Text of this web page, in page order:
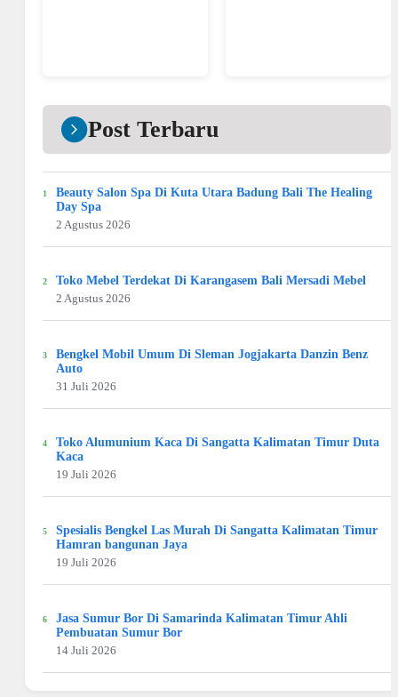
Post Terbaru
Beauty Salon Spa Di Kuta Utara Badung Bali The Healing
Day Spa
2 Agustus 2026
Toko Mebel Terdekat Di Karangasem Bali Mersadi Mebel
2 Agustus 2026
Bengkel Mobil Umum Di Sleman Jogjakarta Danzin Benz
Auto
31 Juli 2026
Toko Alumunium Kaca Di Sangatta Kalimatan Timur Duta
Kaca
19 Juli 2026
Spesialis Bengkel Las Murah Di Sangatta Kalimatan Timur
Hamran bangunan Jaya
19 Juli 2026
Jasa Sumur Bor Di Samarinda Kalimatan Timur Ahli
Pembuatan Sumur Bor
14 Juli 2026